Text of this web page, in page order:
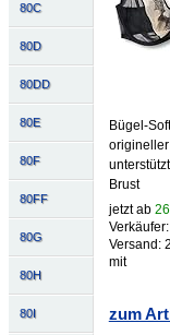
80C
80D
80DD
80E
80F
80FF
80G
80H
80I
Bügel-
Brust
jetzt ab
Versand:
mit
zum